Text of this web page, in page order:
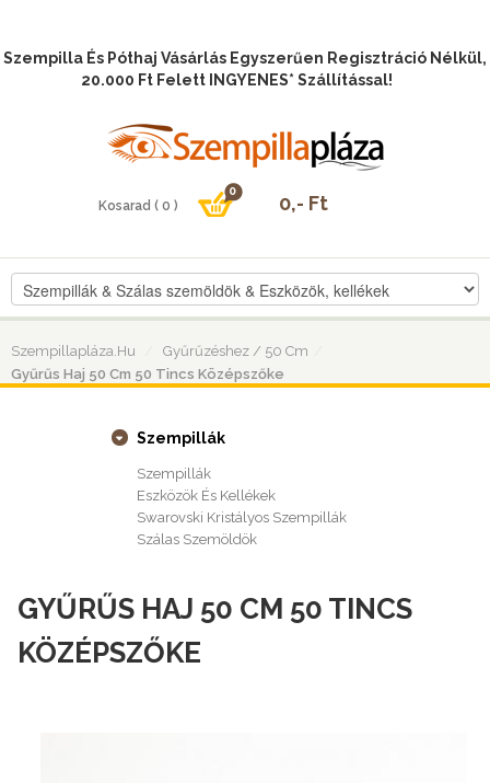
Szempilla És Póthaj Vásárlás Egyszerűen Regisztráció Nélkül,
20.000 Ft Felett INGYENES* Szállítással!
Szempillapláza.hu
Gyűrűzéshez / 50 Cm
Gyűrűs Haj 50 Cm 50 Tincs Középszőke
Szempillák
Szempillák
Eszközök És Kellékek
Swarovski Kristályos Szempillák
Szálas Szemöldök
GYŰRŰS HAJ 50 CM 50 TINCS
KÖZÉPSZŐKE